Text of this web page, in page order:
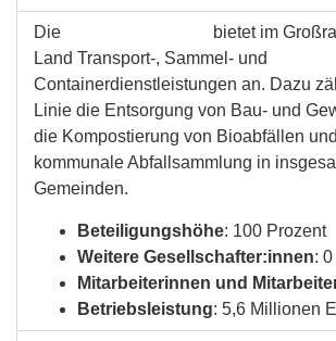
Die
bietet im
Land Transport-, Sammel- und
Containerdienstleistungen an. Dazu
Linie die Entsorgung von Bau- und
die Kompostierung von Bioabfällen
kommunale Abfallsammlung in
Gemeinden.
Beteiligungshöhe: 100 Prozent
Weitere Gesellschafter:innen: 0
Mitarbeiterinnen und
Betriebsleistung: 5,6 Millionen